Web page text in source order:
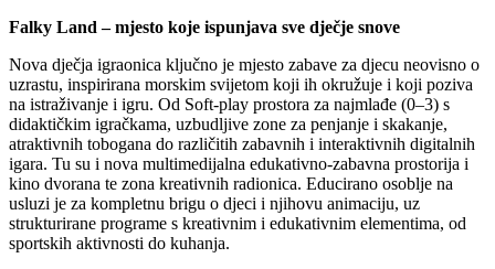
Falky Land – mjesto koje ispunjava sve dječje snove
Nova dječja igraonica ključno je mjesto zabave za djecu neovisno o
uzrastu, inspirirana morskim svijetom koji ih okružuje i koji poziva
na istraživanje i igru. Od Soft-play prostora za najmlađe (0–3) s
didaktičkim igračkama, uzbudljive zone za penjanje i skakanje,
atraktivnih tobogana do različitih zabavnih i interaktivnih digitalnih
igara. Tu su i nova multimedijalna edukativno-zabavna prostorija i
kino dvorana te zona kreativnih radionica. Educirano osoblje na
usluzi je za kompletnu brigu o djeci i njihovu animaciju, uz
strukturirane programe s kreativnim i edukativnim elementima, od
sportskih aktivnosti do kuhanja.